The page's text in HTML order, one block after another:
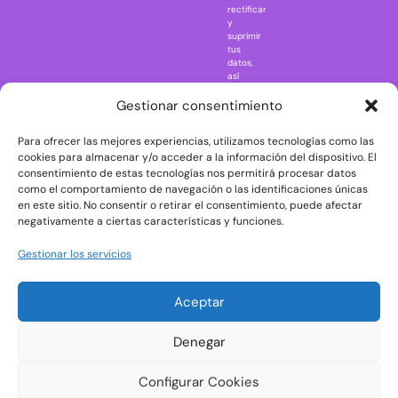
Gestionar consentimiento
Para ofrecer las mejores experiencias, utilizamos tecnologías como las
cookies para almacenar y/o acceder a la información del dispositivo. El
consentimiento de estas tecnologías nos permitirá procesar datos
como el comportamiento de navegación o las identificaciones únicas
en este sitio. No consentir o retirar el consentimiento, puede afectar
negativamente a ciertas características y funciones.
Gestionar los servicios
Aceptar
Denegar
Configurar Cookies
Rick and
The Big Bang
Theory
The Blues
Brothers
The
The Shining
rectificar
y
suprimir
tus
datos,
así
ejercer
consultando
la
información
adicional
y
detallada
sobre